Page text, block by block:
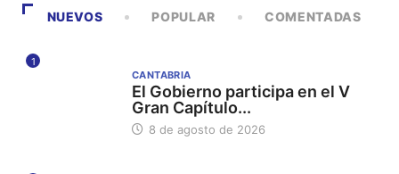
NUEVOS POPULAR COMENTADAS
1
CANTABRIA
El Gobierno participa en el V
Gran Capítulo...
8 de agosto de 2026